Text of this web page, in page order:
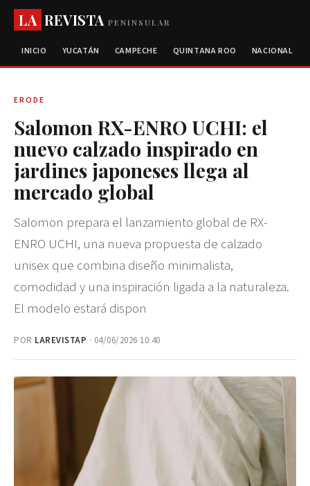
LA REVISTAPENINSULAR
INICIO YUCATÁN CAMPECHE QUINTANA ROO NACIONAL
ERODE
Salomon RX-ENRO UCHI: el
nuevo calzado inspirado en
jardines japoneses llega al
mercado global
Salomon prepara el lanzamiento global de RX-
ENRO UCHI, una nueva propuesta de calzado
unisex que combina diseño minimalista,
comodidad y una inspiración ligada a la naturaleza.
El modelo estará dispon
POR LAREVISTAP · 04/06/2026 10:40